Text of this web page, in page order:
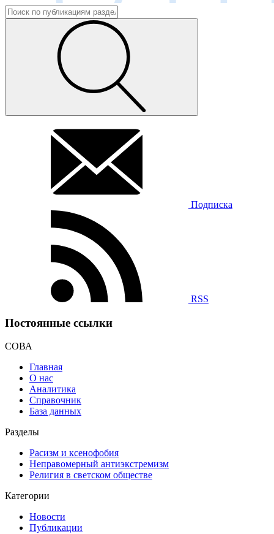
Подписка
RSS
Постоянные ссылки
СОВА
Главная
О нас
Аналитика
Справочник
База данных
Разделы
Расизм и ксенофобия
Неправомерный антиэкстремизм
Религия в светском обществе
Категории
Новости
Публикации